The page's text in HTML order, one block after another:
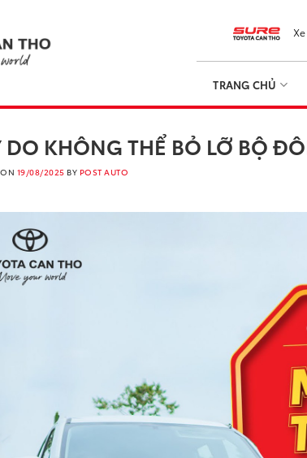
TRANG CHỦ
DO KHÔNG THỂ BỎ LỠ BỘ
19/08/2025 BY POST AUTO